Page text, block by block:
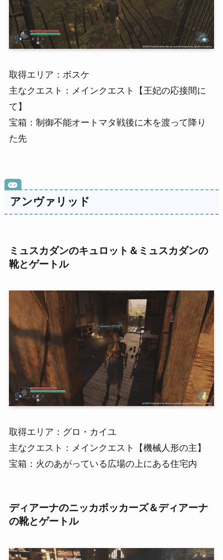
取得エリア：ボスケ
主なクエスト：メインクエスト【王妃の応接間に
て】
宝箱：制御不能オートマタ戦後に木を渡って降り
た先
アンヴァリッド
ミュスカダンのキュロット＆ミュスカダンの
靴とゲートル
取得エリア：グロ・カイユ
主なクエスト：メインクエスト【機械人形の主】
宝箱：火のあがっている広場の上にある住宅内
ディアーナのニッカボッカーズ＆ディアーナ
の靴とゲートル